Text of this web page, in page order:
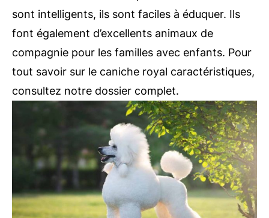
sont intelligents, ils sont faciles à éduquer. Ils
font également d’excellents animaux de
compagnie pour les familles avec enfants. Pour
tout savoir sur le caniche royal caractéristiques,
consultez notre dossier complet.